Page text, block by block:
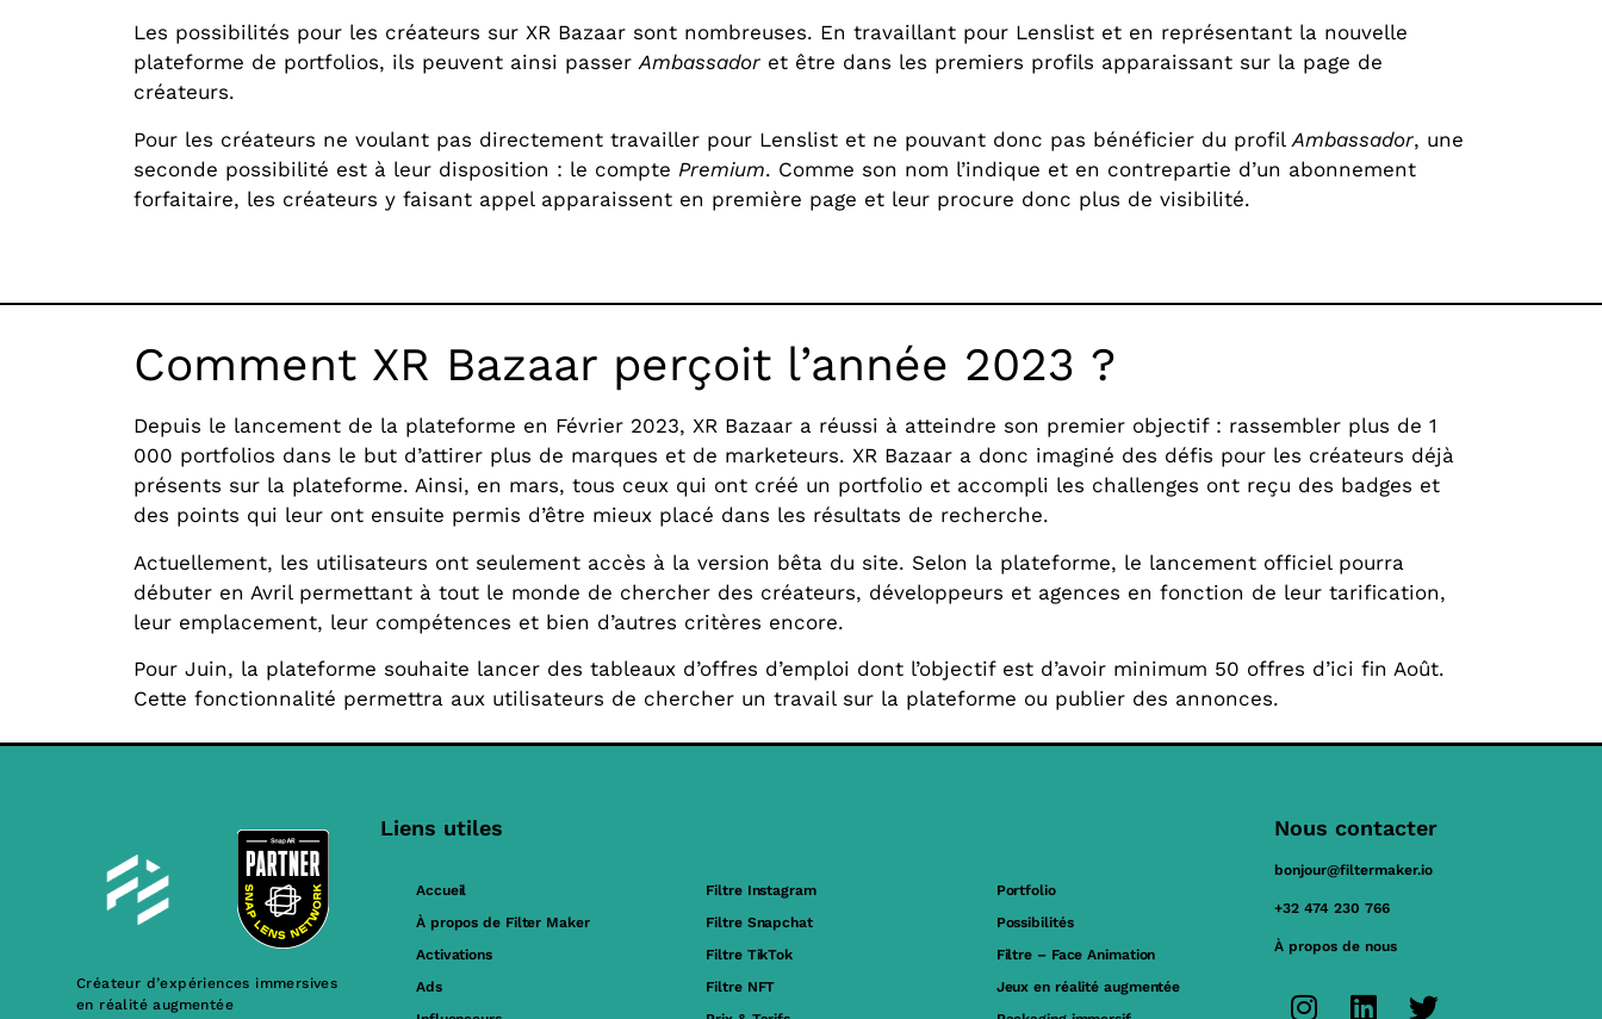
Les possibilités pour les créateurs sur XR Bazaar sont nombreuses. En travaillant pour Lenslist et en représentant la nouvelle
plateforme de portfolios, ils peuvent ainsi passerAmbassador et être dans les premiers profils apparaissant sur la page de
créateurs.
Pour les créateurs ne voulant pas directement travailler pour Lenslist et ne pouvant donc pas bénéficier du profil Ambassador, une
seconde possibilité est à leur disposition : le compte Premium. Comme son nom l’indique et en contrepartie d’un abonnement
forfaitaire, les créateurs y faisant appel apparaissent en première page et leur procure donc plus de visibilité.
Comment XR Bazaar perçoit l’année 2023 ?
Depuis le lancement de la plateforme en Février 2023, XR Bazaar a réussi à atteindre son premier objectif : rassembler plus de 1
000 portfolios dans le but d’attirer plus de marques et de marketeurs. XR Bazaar a donc imaginé des défis pour les créateurs déjà
présents sur la plateforme. Ainsi, en mars, tous ceux qui ont créé un portfolio et accompli les challenges ont reçu des badges et
des points qui leur ont ensuite permis d’être mieux placé dans les résultats de recherche.
Actuellement, les utilisateurs ont seulement accès à la version bêta du site. Selon la plateforme, le lancement officiel pourra
débuter en Avril permettant à tout le monde de chercher des créateurs, développeurs et agences en fonction de leur tarification,
leur emplacement, leur compétences et bien d’autres critères encore.
Pour Juin, la plateforme souhaite lancer des tableaux d’offres d’emploi dont l’objectif est d’avoir minimum 50 offres d’ici fin Août.
Cette fonctionnalité permettra aux utilisateurs de chercher un travail sur la plateforme ou publier des annonces.
Créateur d’expériences immersives
en réalité augmentée
Liens utiles
Accueil
À propos de Filter Maker
Activations
Ads
Filtre Instagram
Filtre Snapchat
Filtre TikTok
Filtre NFT
Portfolio
Possibilités
Filtre – Face Animation
Jeux en réalité augmentée
Nous contacter
bonjour@filtermaker.io
+32 474 230 766
À propos de nous